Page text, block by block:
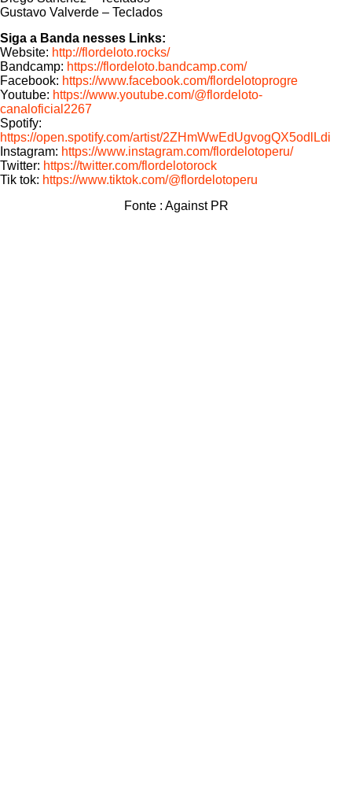
Gustavo Valverde – Teclados
Siga a Banda nesses Links:
Website: http://flordeloto.rocks/
Bandcamp: https://flordeloto.bandcamp.com/
Facebook: https://www.facebook.com/flordelotoprogre
Youtube: https://www.youtube.com/@flordeloto-
canaloficial2267
Spotify:
https://open.spotify.com/artist/2ZHmWwEdUgvogQX5odlLdi
Instagram: https://www.instagram.com/flordelotoperu/
Twitter: https://twitter.com/flordelotorock
Tik tok: https://www.tiktok.com/@flordelotoperu
Fonte : Against PR